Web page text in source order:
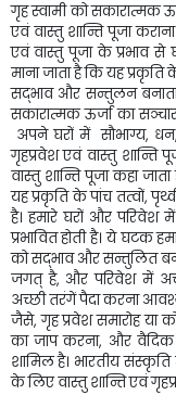
गृह स्वामी को सकारात्मक
एवं वास्तु शान्ति पूजा
एवं वास्तु पूजा के प्रभाव से
माना जाता है कि यह
सद्भाव और सन्तुलन बनाता
सकारात्मक ऊर्जा का
अपने घरों में सौभाग्य,
गृहप्रवेश एवं वास्तु शान्ति
वास्तु शान्ति पूजा कहा
यह प्रकृति के पांच तत्वों,
है। हमारे घरों और परिवेश में
प्रभावित होती है। ये घटक
को सद्भाव और सन्तुलित
जगत् है, और परिवेश में
अच्छी तरंगें पैदा करना
जैसे, गृह प्रवेश समारोह या
का जाप करना, और वैदिक
शामिल है। भारतीय
के लिए वास्तु शान्ति एवं